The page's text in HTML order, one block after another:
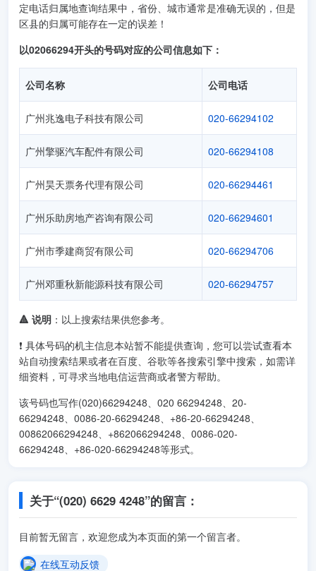
定电话归属地查询结果中，省份、城市通常是准确无误的，但是
区县的归属可能存在一定的误差！
以02066294开头的号码对应的公司信息如下：
公司名称 公司电话
广州兆逸电子科技有限公司 020-66294102
广州擎驱汽车配件有限公司 020-66294108
广州昊天票务代理有限公司 020-66294461
广州乐助房地产咨询有限公司 020-66294601
广州市季建商贸有限公司 020-66294706
广州邓重秋新能源科技有限公司 020-66294757
🔺 说明 ：以上搜索结果供您参考。
❗ 具体号码的机主信息本站暂不能提供查询，您可以尝试查看本
站自动搜索结果或者在百度、谷歌等各搜索引擎中搜索，如需详
细资料，可寻求当地电信运营商或者警方帮助。
该号码也写作(020)66294248、020 66294248、20-
66294248、0086-20-66294248、+86-20-66294248、
00862066294248、+862066294248、0086-020-
66294248、+86-020-66294248等形式。
关于“(020) 6629 4248”的留言：
目前暂无留言，欢迎您成为本页面的第一个留言者。
在线互动反馈